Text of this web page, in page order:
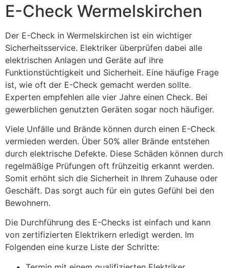
E-Check Wermelskirchen
Der E-Check in Wermelskirchen ist ein wichtiger
Sicherheitsservice. Elektriker überprüfen dabei alle
elektrischen Anlagen und Geräte auf ihre
Funktionstüchtigkeit und Sicherheit. Eine häufige Frage
ist, wie oft der E-Check gemacht werden sollte.
Experten empfehlen alle vier Jahre einen Check. Bei
gewerblichen genutzten Geräten sogar noch häufiger.
Viele Unfälle und Brände können durch einen E-Check
vermieden werden. Über 50% aller Brände entstehen
durch elektrische Defekte. Diese Schäden können durch
regelmäßige Prüfungen oft frühzeitig erkannt werden.
Somit erhöht sich die Sicherheit in Ihrem Zuhause oder
Geschäft. Das sorgt auch für ein gutes Gefühl bei den
Bewohnern.
Die Durchführung des E-Checks ist einfach und kann
von zertifizierten Elektrikern erledigt werden. Im
Folgenden eine kurze Liste der Schritte: